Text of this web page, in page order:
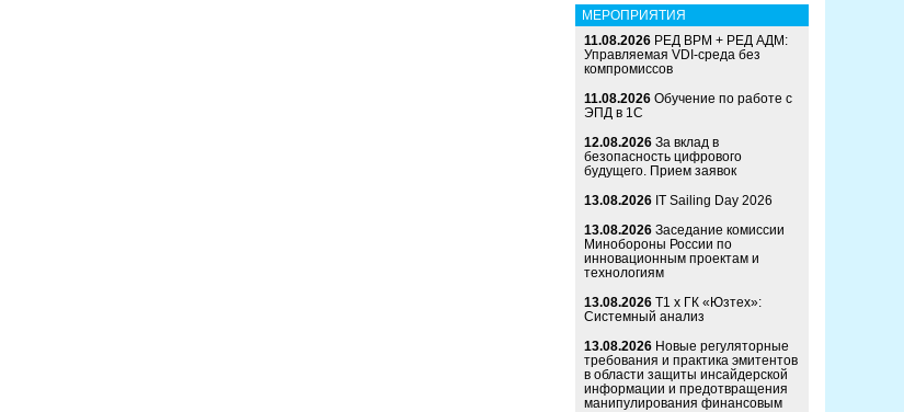
МЕРОПРИЯТИЯ
11.08.2026 РЕД ВРМ + РЕД АДМ:
Управляемая VDI-среда без
компромиссов
11.08.2026 Обучение по работе с
ЭПД в 1С
12.08.2026 За вклад в
безопасность цифрового
будущего. Прием заявок
13.08.2026 IT Sailing Day 2026
13.08.2026 Заседание комиссии
Минобороны России по
инновационным проектам и
технологиям
13.08.2026 Т1 x ГК «Юзтех»:
Системный анализ
13.08.2026 Новые регуляторные
требования и практика эмитентов
в области защиты инсайдерской
информации и предотвращения
манипулирования финансовым